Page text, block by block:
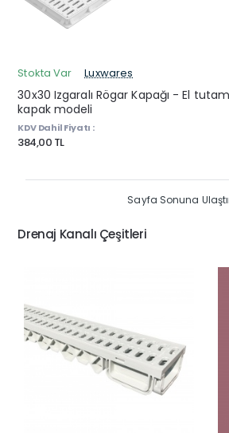
Stokta Var Luxwares
30x30 Izgaralı Rögar Kapağı - El
kapak modeli
KDV Dahil Fiyatı :
384,00 TL
Sayfa Sonuna
Drenaj Kanalı Çeşitleri